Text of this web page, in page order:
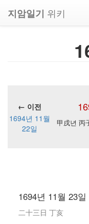
지암일기 위키
← 이전
1694년 11월
22일
甲戌년 丙
1694년 11월 23일
二十三日 丁亥